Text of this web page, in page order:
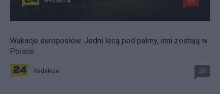
Wakacje europosłów. Jedni lecą pod palmy, inni zostają w
Polsce
Redakcja 35